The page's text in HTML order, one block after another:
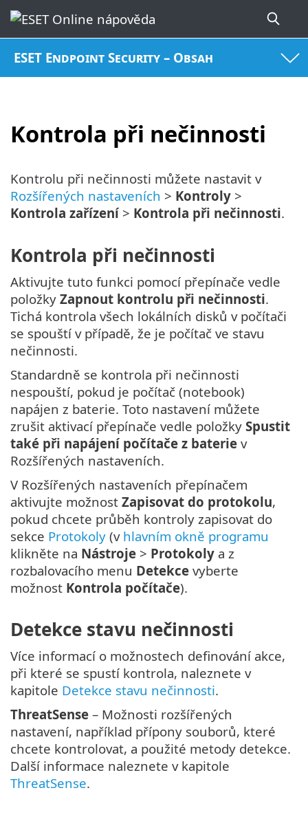
ESET Endpoint Security – Obsah
Kontrola při nečinnosti
Kontrolu při nečinnosti můžete nastavit v
Rozšířených nastaveních > Kontroly >
Kontrola zařízení> Kontrola při nečinnosti.
Kontrola při nečinnosti
Aktivujte tuto funkci pomocí přepínače vedle
položky Zapnout kontrolu při nečinnosti.
Tichá kontrola všech lokálních disků v počítači
se spouští v případě, že je počítač ve stavu
nečinnosti.
Standardně se kontrola při nečinnosti
nespouští, pokud je počítač (notebook)
napájen z baterie. Toto nastavení můžete
zrušit aktivací přepínače vedle položky Spustit
také při napájení počítače z baterie v
Rozšířených nastaveních.
V Rozšířených nastaveních přepínačem
aktivujte možnost Zapisovat do protokolu,
pokud chcete průběh kontroly zapisovat do
sekce Protokoly (v hlavním okně programu
klikněte na Nástroje > Protokoly a z
rozbalovacího menu Detekce vyberte
možnost Kontrola počítače).
Detekce stavu nečinnosti
Více informací o možnostech definování akce,
při které se spustí kontrola, naleznete v
kapitole Detekce stavu nečinnosti.
ThreatSense – Možnosti rozšířených
nastavení, například přípony souborů, které
chcete kontrolovat, a použité metody detekce.
Další informace naleznete v kapitole
ThreatSense.